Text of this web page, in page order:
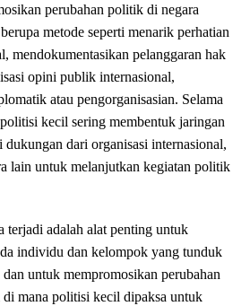
perubahan politik di negara
metode seperti menarik perhatian
mendokumentasikan pelanggaran hak
opini publik internasional,
atau pengorganisasian. Selama
kecil sering membentuk jaringan
dukungan dari organisasi internasional,
lain untuk melanjutkan kegiatan politik
terjadi adalah alat penting untuk
individu dan kelompok yang tunduk
untuk mempromosikan perubahan
mana politisi kecil dipaksa untuk